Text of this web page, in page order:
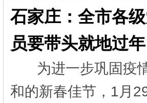
石家庄：全市各
员要带头就地过年
为进一步巩固疫
和的新春佳节，1月